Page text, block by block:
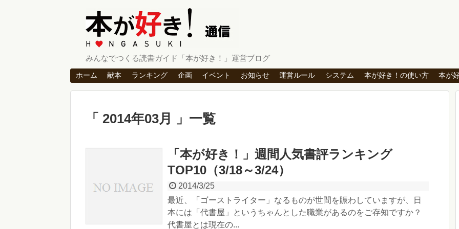
みんなでつくる読書ガイド「本が好き！」運営ブログ
ホーム 献本 ランキング 企画 イベント お知らせ 運営ルール システム 本が好き！の使い方 本が
2014年03月 一覧
「本が好き！」週間人気書評ランキング
TOP10（3/18～3/24）
2014/3/25
最近、「ゴーストライター」なるものが世間を賑わしていますが、日
本には「代書屋」というちゃんとした職業があるのをご存知ですか？
代書屋とは現在の...